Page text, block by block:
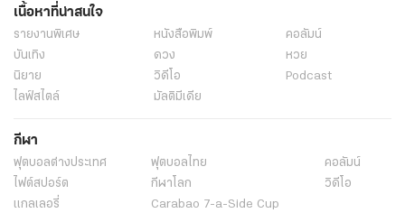
เนื้อหาที่น่าสนใจ
รายงานพิเศษ หนังสือพิมพ์
คอลัมน์
บันเทิง
ดวง
หวย
นิยาย
วิดีโอ
Podcast
ไลฟ์สไตล์
มัลติมีเดีย
กีฬา
ฟุตบอลต่่างประเทศ ฟุตบอลไทย
คอลัมน์
ไฟต์สปอร์ต
กีฬาโลก
วิดีโอ
แกลเลอรี่
Carabao 7-a-Side Cup